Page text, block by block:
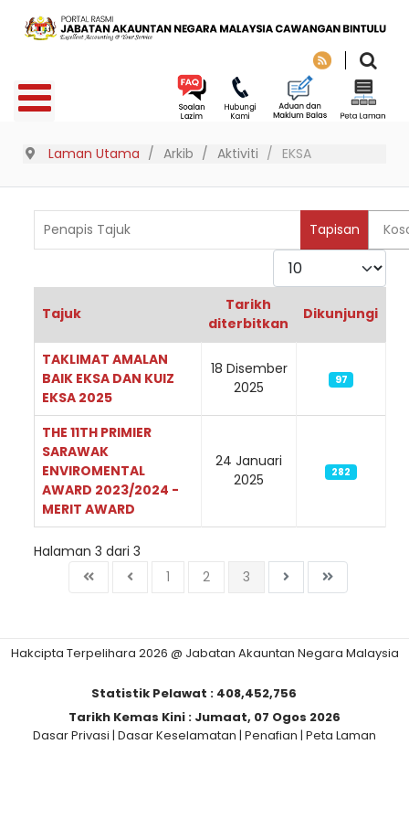
Laman Utama Arkib Aktiviti EKSA
Tapisan
Paparkan
Tajuk
Tarikh
diterbitkan
Dikunjungi
TAKLIMAT AMALAN
BAIK EKSA DAN KUIZ
EKSA 2025
18 Disember
2025
97
THE 11TH PRIMIER
SARAWAK
ENVIROMENTAL
AWARD 2023/2024 -
MERIT AWARD
24 Januari
2025
282
Halaman 3 dari 3
1
2 3
Hakcipta Terpelihara 2026 @ Jabatan Akauntan Negara Malaysia
Statistik Pelawat : 408,452,756
Tarikh Kemas Kini : Jumaat, 07 Ogos 2026
Dasar Privasi | Dasar Keselamatan | Penafian | Peta Laman